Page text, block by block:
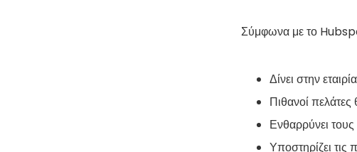
Σύμφωνα με το Hubspot
Δίνει στην
Πιθανοί πελάτες
Ενθαρρύνει
Υποστηρίζει